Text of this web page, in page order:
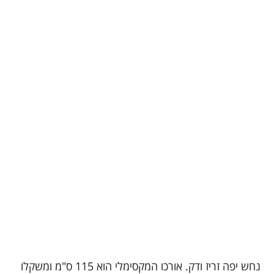
נחש יפה זריז ודק. אורכו המקסימלי הוא 115 ס"מ ומשקלו